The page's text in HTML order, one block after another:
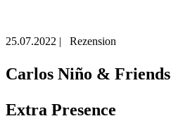
25.07.2022 | Rezension
Carlos Niño & Friends
Extra Presence